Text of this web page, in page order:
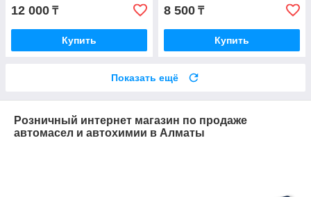
12 000 ₸
Купить
8 500 ₸
Купить
Показать ещё
Розничный интернет магазин по продаже
автомасел и автохимии в Алматы